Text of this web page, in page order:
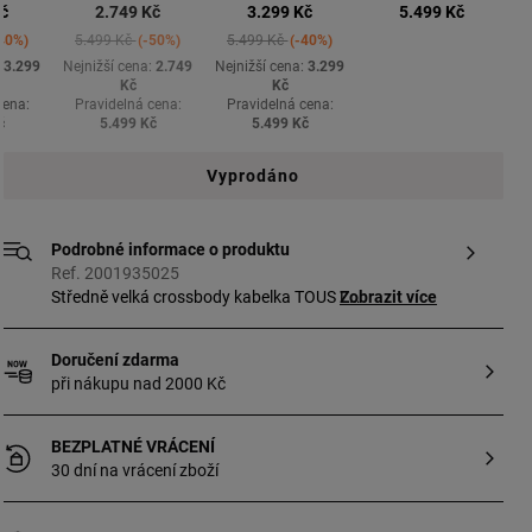
from
-40%
3.299
2.749 Kč
Price reduced from
5.499 Kčto-50%
Nejnižší cena:2.749
Kč
Pravidelná cena:
5.499 Kč
3.299 Kč
Price reduced from
5.499 Kčto-40%
Nejnižší cena:3.299
Kč
Pravidelná cena:
5.499 Kč
5.499 Kč
Vyprodáno
Podrobné informace o produktu
Ref. 2001935025
Středně velká crossbody kabelka TOUS La
dva magnety. Má dvě přihrádky oddělené
přihrádkou na zip a otevřenou kapsu na
přední straně. Pevný ramenní popruh a
odnímatelný a nastavitelný popruh
k nošení přes hruď. Rozměry
Zobrazit více
Doručení zdarma
při nákupu nad 2000 Kč
BEZPLATNÉ VRÁCENÍ
30 dní na vrácení zboží